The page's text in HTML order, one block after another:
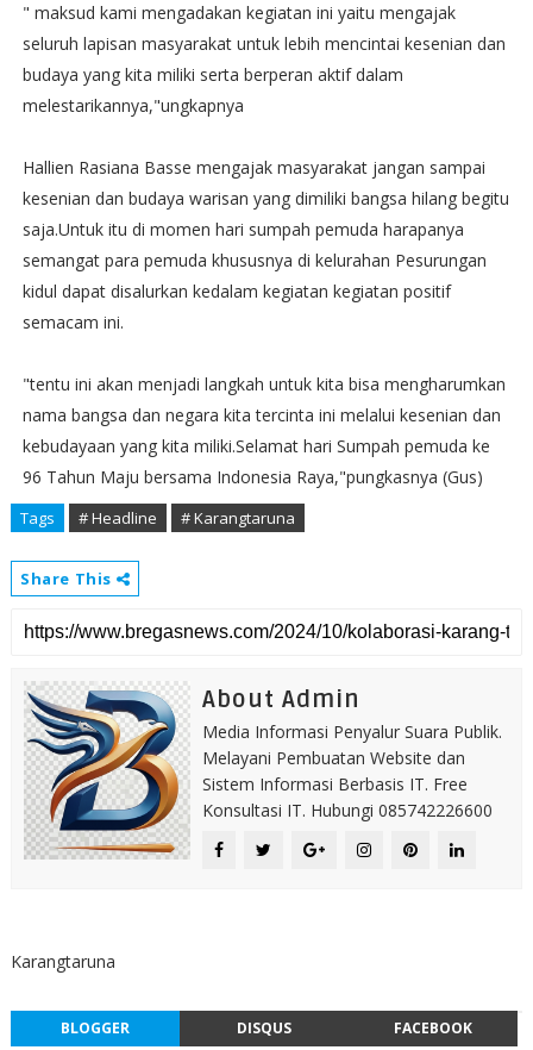
" maksud kami mengadakan kegiatan ini yaitu mengajak
seluruh lapisan masyarakat untuk lebih mencintai kesenian dan
budaya yang kita miliki serta berperan aktif dalam
melestarikannya,"ungkapnya
Hallien Rasiana Basse mengajak masyarakat jangan sampai
kesenian dan budaya warisan yang dimiliki bangsa hilang begitu
saja.Untuk itu di momen hari sumpah pemuda harapanya
semangat para pemuda khususnya di kelurahan Pesurungan
kidul dapat disalurkan kedalam kegiatan kegiatan positif
semacam ini.
"tentu ini akan menjadi langkah untuk kita bisa mengharumkan
nama bangsa dan negara kita tercinta ini melalui kesenian dan
kebudayaan yang kita miliki.Selamat hari Sumpah pemuda ke
96 Tahun Maju bersama Indonesia Raya,"pungkasnya (Gus)
Tags # Headline # Karangtaruna
Share This
About Admin
Media Informasi Penyalur Suara Publik.
Melayani Pembuatan Website dan
Sistem Informasi Berbasis IT. Free
Konsultasi IT. Hubungi 085742226600
Karangtaruna
BLOGGER DISQUS FACEBOOK